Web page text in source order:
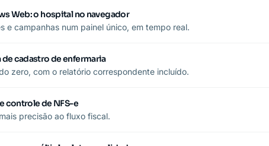
Web: o hospital no navegador
e campanhas num painel único, em tempo real.
de cadastro de enfermaria
zero, com o relatório correspondente incluído.
controle de NFS-e
precisão ao fluxo fiscal.